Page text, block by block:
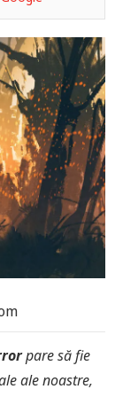
pare să fie
ale noastre,